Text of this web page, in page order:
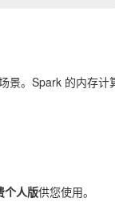
。Spark 的内存
个人版供您使用。